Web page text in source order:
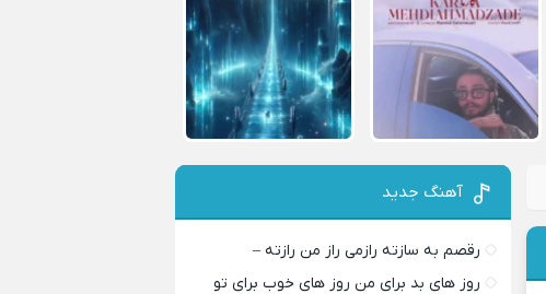
آهنگ جدید
رقصم به سازته رازمی راز من رازته –
روز های بد برای من روز های خوب برای تو